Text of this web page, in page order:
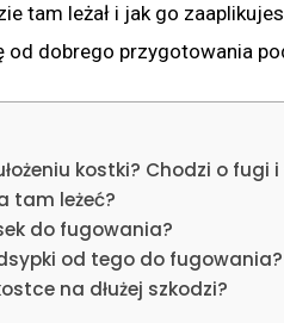
tam leżał i jak go
dobrego przygotowania
kostki? Chodzi o fugi
tam leżeć?
do fugowania?
od tego do fugowania?
na dłużej szkodzi?